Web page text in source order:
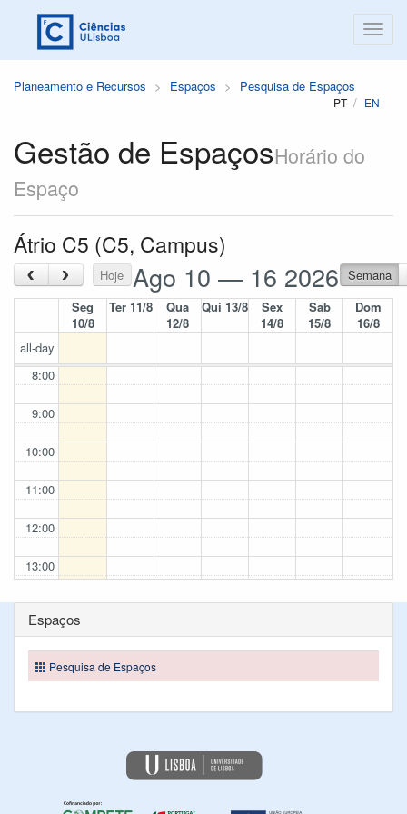
Planeamento e Recursos Espaços Pesquisa de Espaços
PT EN
Gestão de EspaçosHorário do
Espaço
Átrio C5 (C5, Campus)
‹ › Hoje Ago 10 — 16 2026 Semana
Seg
10/8
Ter 11/8
Qua
12/8
Qui 13/8
Sex
14/8
Sab
15/8
Dom
16/8
all-day
8:00
9:00
10:00
11:00
12:00
13:00
14:00
15:00
16:00
17:00
Espaços
Pesquisa de Espaços